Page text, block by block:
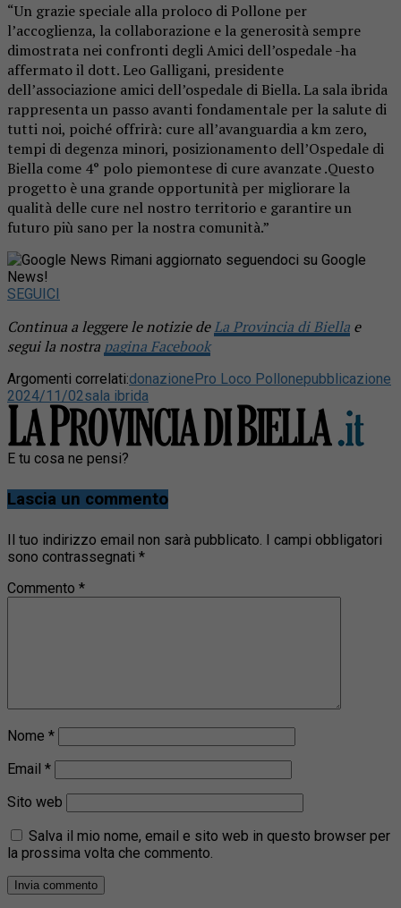
“Un grazie speciale alla proloco di Pollone per
l’accoglienza, la collaborazione e la generosità sempre
dimostrata nei confronti degli Amici dell’ospedale -ha
affermato il dott. Leo Galligani, presidente
dell’associazione amici dell’ospedale di Biella. La sala ibrida
rappresenta un passo avanti fondamentale per la salute di
tutti noi, poiché offrirà: cure all’avanguardia a km zero,
tempi di degenza minori, posizionamento dell’Ospedale di
Biella come 4° polo piemontese di cure avanzate .Questo
progetto è una grande opportunità per migliorare la
qualità delle cure nel nostro territorio e garantire un
futuro più sano per la nostra comunità.”
Rimani aggiornato seguendoci su Google
News!
SEGUICI
Continua a leggere le notizie deLa Provincia di Biella e
segui la nostra pagina Facebook
Argomenti correlati:donazione Pro Loco Pollonepubblicazione
2024/11/02sala ibrida
E tu cosa ne pensi?
Lascia un commento
Il tuo indirizzo email non sarà pubblicato.
I campi obbligatori
sono contrassegnati *
Commento *
Nome *
Email *
Sito web
Salva il mio nome, email e sito web in questo browser per
la prossima volta che commento.